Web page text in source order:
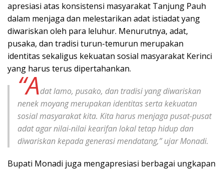
apresiasi atas konsistensi masyarakat Tanjung Pauh
dalam menjaga dan melestarikan adat istiadat yang
diwariskan oleh para leluhur. Menurutnya, adat,
pusaka, dan tradisi turun-temurun merupakan
identitas sekaligus kekuatan sosial masyarakat Kerinci
yang harus terus dipertahankan.
“Adat lamo, pusako, dan tradisi yang diwariskan
nenek moyang merupakan identitas serta kekuatan
sosial masyarakat kita. Kita harus menjaga pusat-pusat
adat agar nilai-nilai kearifan lokal tetap hidup dan
diwariskan kepada generasi mendatang,” ujar Monadi.
Bupati Monadi juga mengapresiasi berbagai ungkapan